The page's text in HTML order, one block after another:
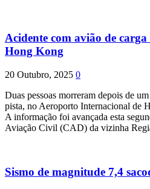
Acidente com avião de
Hong Kong
20 Outubro, 2025 0
Duas pessoas morreram depois de
pista, no Aeroporto Internacional de
A informação foi avançada esta
Aviação Civil (CAD) da vizinha
Sismo de magnitude 7,4